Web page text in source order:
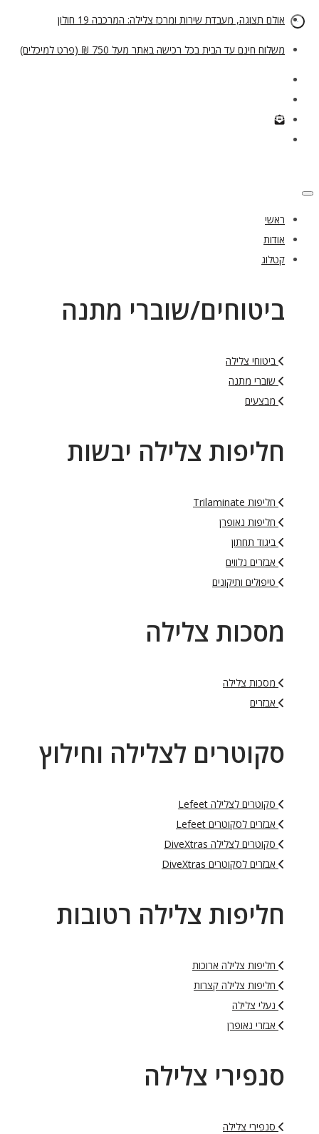
אולם תצוגה, מעבדת שירות ומרכז צלילה: המרכבה 19 חולון
משלוח חינם עד הבית בכל רכישה באתר מעל 750 ₪ (פרט למיכלים)
ראשי
אודות
קטלוג
ביטוחים/שוברי מתנה
ביטוחי צלילה
שוברי מתנה
מבצעים
חליפות צלילה יבשות
חליפות Trilaminate
חליפות נאופרן
ביגוד תחתון
אבזרים נלווים
טיפולים ותיקונים
מסכות צלילה
מסכות צלילה
אבזרים
סקוטרים לצלילה וחילוץ
סקוטרים לצלילה Lefeet
אבזרים לסקוטרים Lefeet
סקוטרים לצלילה DiveXtras
אבזרים לסקוטרים DiveXtras
חליפות צלילה רטובות
חליפות צלילה ארוכות
חליפות צלילה קצרות
נעלי צלילה
אבזרי נאופרן
סנפירי צלילה
סנפירי צלילה